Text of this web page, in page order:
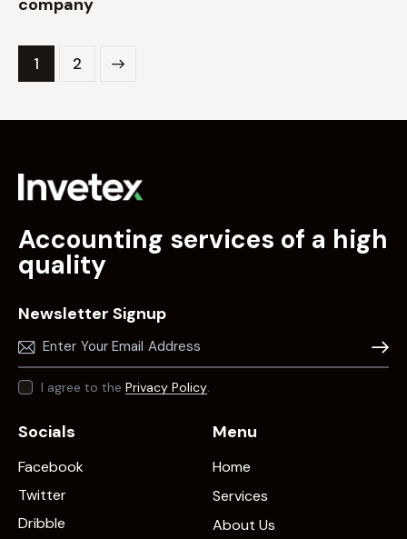
company
1 2
Accounting services of a high
quality
Newsletter Signup
I agree to the Privacy Policy
Socials
Facebook
Twitter
Dribble
Menu
Home
Services
About Us